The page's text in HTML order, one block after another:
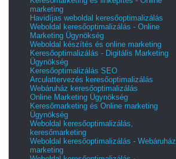
marketing
Havidíjas weboldal keresőoptimalizálás
Weboldal keresőoptimalizálás - Online
Marketing Ügynökség
Weboldal készítés és online marketing
Keresőoptimalizálás - Digitális Marketing
Ügynökség
Keresőoptimalizálás SEO
Arculattervezés keresőoptimalizálás
Webáruház keresőoptimalizálás
Online Marketing Ügynökség
Keresőmarketing és Online marketing
Ügynökség
Weboldal keresőoptimalizálás,
keresőmarketing
Weboldal keresőoptimalizálás - Webáruház
marketing